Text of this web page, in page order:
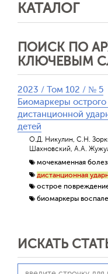
КАТАЛОГ
ПОИСК ПО
КЛЮЧЕВЫМ
2023 / Том 102 / № 5
Биомаркеры
дистанционной
детей
О.Д. Никулин, С.Н.
Шахновский, А.А.
мочекаменная
дистанционная
острое
биомаркеры
ИСКАТЬ